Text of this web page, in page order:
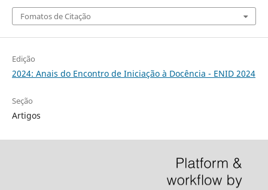
Fomatos de Citação
Edição
2024: Anais do Encontro de Iniciação à Docência - ENID 2024
Seção
Artigos